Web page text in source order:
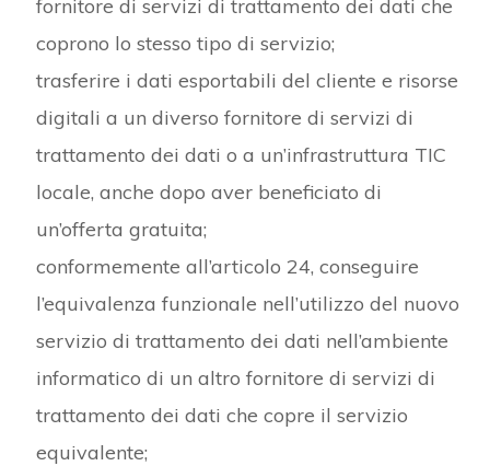
fornitore di servizi di trattamento dei dati che
coprono lo stesso tipo di servizio;
trasferire i dati esportabili del cliente e risorse
digitali a un diverso fornitore di servizi di
trattamento dei dati o a un’infrastruttura TIC
locale, anche dopo aver beneficiato di
un’offerta gratuita;
conformemente all’articolo 24, conseguire
l’equivalenza funzionale nell’utilizzo del nuovo
servizio di trattamento dei dati nell’ambiente
informatico di un altro fornitore di servizi di
trattamento dei dati che copre il servizio
equivalente;